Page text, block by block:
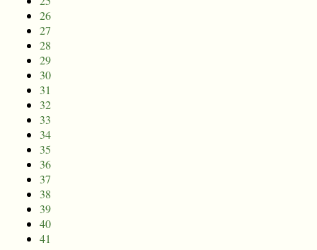
26
27
28
29
30
31
32
33
34
35
36
37
38
39
40
41